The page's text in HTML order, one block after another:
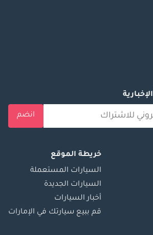
انضم
خريطة الموقع
السيارات المستعملة
السيارات الجديدة
أخبار السيارات
قم ببيع سيارتك في الإمارات